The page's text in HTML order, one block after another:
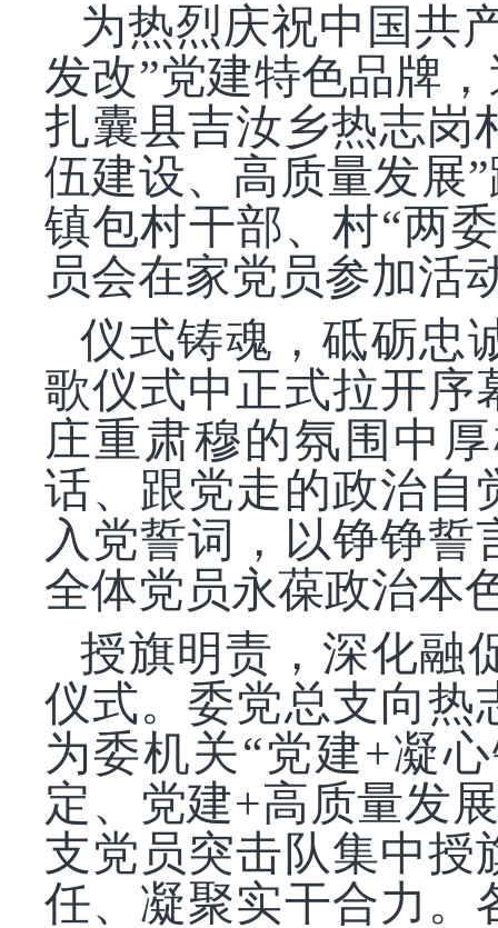
为热烈庆祝中国共
发改”党建特色品牌
扎囊县吉汝乡热志岗
伍建设、高质量发展
镇包村干部、村“两
员会在家党员参加活
仪式铸魂，砥砺忠
歌仪式中正式拉开序
庄重肃穆的氛围中
话、跟党走的政治自
入党誓词，以铮铮
全体党员永葆政治本
授旗明责，深化融
仪式。委党总支向热
为委机关“党建+凝
定、党建+高质量发
支党员突击队集中授
任、凝聚实干合力。